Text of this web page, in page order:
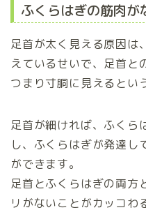
ふくらはぎの筋肉が
足首が太く見える原因は
えているせいで、足首と
つまり寸胴に見えるとい
足首が細ければ、ふくら
し、ふくらはぎが発達し
ができます。
足首とふくらはぎの両方
リがないことがカッコわ